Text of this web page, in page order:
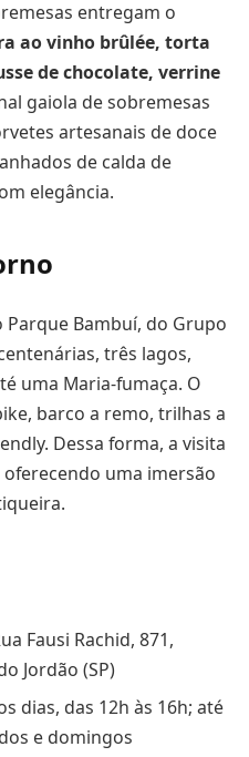
entregam o
ao vinho brûlée, torta
de chocolate, verrine
gaiola de sobremesas
artesanais de doce
de calda de
elegância.
Parque Bambuí, do Grupo
três lagos,
uma Maria-fumaça. O
barco a remo, trilhas a
Dessa forma, a visita
uma imersão
Fausi Rachid, 871,
Jordão (SP)
dias, das 12h às 16h; até
e domingos